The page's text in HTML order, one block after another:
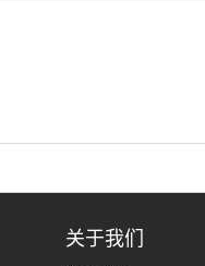
关于我们